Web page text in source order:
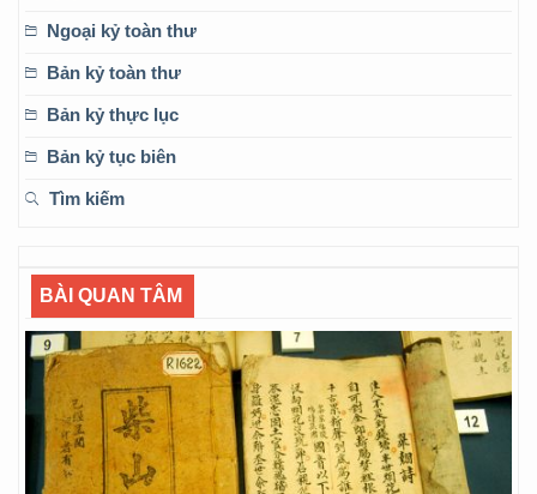
Ngoại kỷ toàn thư
Bản kỷ toàn thư
Bản kỷ thực lục
Bản kỷ tục biên
Tìm kiếm
BÀI QUAN TÂM